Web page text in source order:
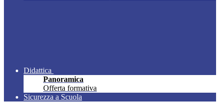
Didattica
Panoramica
Offerta formativa
Sicurezza a Scuola